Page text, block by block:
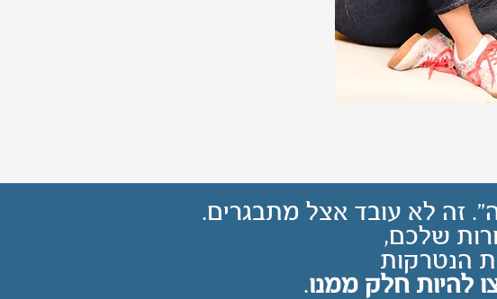
זה לא עובד אצל מתבגרים.
שלכם,
הנטרקות
להיות חלק ממנו.